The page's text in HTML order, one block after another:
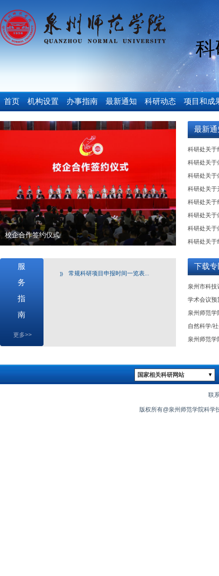
首页 机构设置 办事指南 最新通知 科研动态 项目和成
校企合作签约仪式
最新通
科研处关于
科研处关于
科研处关于
科研处关于
科研处关于
科研处关于
科研处关于
科研处关于
服
务
指
南
更多>>
常规科研项目申报时间一览表...
下载专
泉州市科技
学术会议预
泉州师范学
自然科学/
泉州师范学
国家相关科研网站
联
版权所有@泉州师范学院科